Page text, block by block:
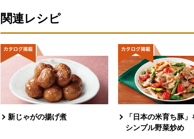
関連レシピ
新じゃがの揚げ煮
「日本の米育ち豚」
シンプル野菜炒め